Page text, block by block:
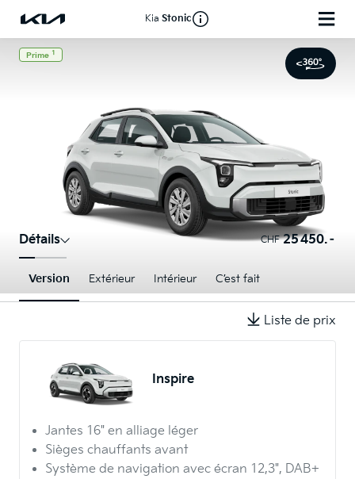
Kia Stonic
Prime 1
CHF 25 450.–
Détails
Version Extérieur Intérieur C’est fait
Liste de prix
Inspire
Jantes 16" en alliage léger
Sièges chauffants avant
Système de navigation avec écran 12,3", DAB+